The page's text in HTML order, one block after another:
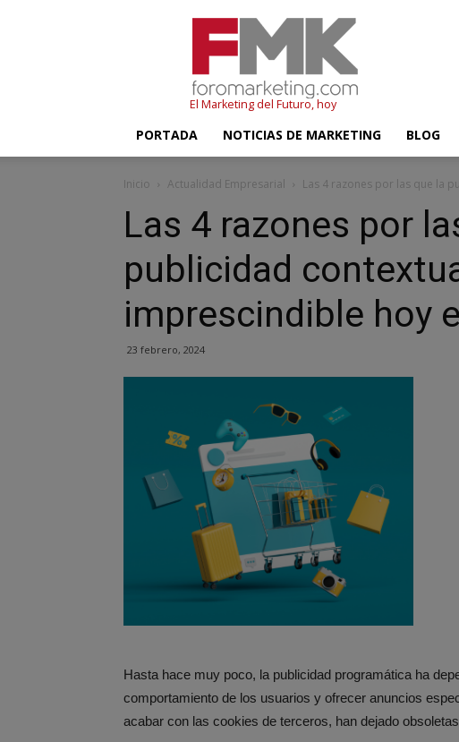
El Marketing del Futuro, hoy
PORTADA NOTICIAS DE MARKETING BLOG
Inicio Actualidad Empresarial Las 4 razones por las que la
Las 4 razones por
publicidad
imprescindible hoy
23 febrero, 2024
Hasta hace muy poco, la publicidad programática ha
comportamiento de los usuarios y ofrecer anuncios
acabar con las cookies de terceros, han dejado